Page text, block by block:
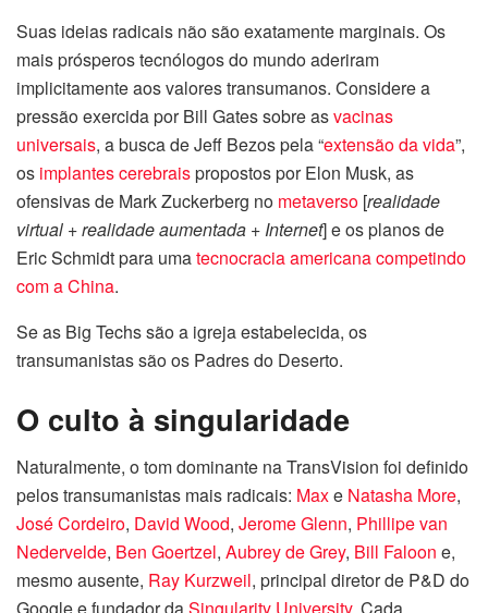
Suas ideias radicais não são exatamente marginais. Os
mais prósperos tecnólogos do mundo aderiram
implicitamente aos valores transumanos. Considere a
pressão exercida por Bill Gates sobre asvacinas
universais, a busca de Jeff Bezos pela “extensão da vida”,
os implantes cerebraispropostos por Elon Musk, as
ofensivas de Mark Zuckerberg no metaverso [realidade
virtual + realidade aumentada + Internet] e os planos de
Eric Schmidt para umatecnocracia americanacompetindo
com a China.
Se as Big Techs são a igreja estabelecida, os
transumanistas são os Padres do Deserto.
O culto à singularidade
Naturalmente, o tom dominante na TransVision foi definido
pelos transumanistas mais radicais: Maxe Natasha More,
José Cordeiro, David Wood, Jerome Glenn, Phillipe van
Nedervelde, Ben Goertzel, Aubrey de Grey, Bill Faloon e,
mesmo ausente, Ray Kurzweil, principal diretor de P&D do